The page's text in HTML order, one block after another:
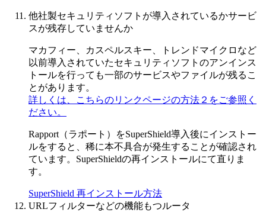
他社製セキュリティソフトが導入されているかサービ
スが残存していませんか
マカフィー、カスペルスキー、トレンドマイクロなど
以前導入されていたセキュリティソフトのアンインス
トールを行っても一部のサービスやファイルが残るこ
とがあります。
詳しくは、こちらのリンクページの方法２をご参照く
ださい。
Rapport（ラポート）をSuperShield導入後にインストー
ルをすると、稀に本不具合が発生することが確認され
ています。SuperShieldの再インストールにて直りま
す。
SuperShield 再インストール方法
URLフィルターなどの機能もつルータ